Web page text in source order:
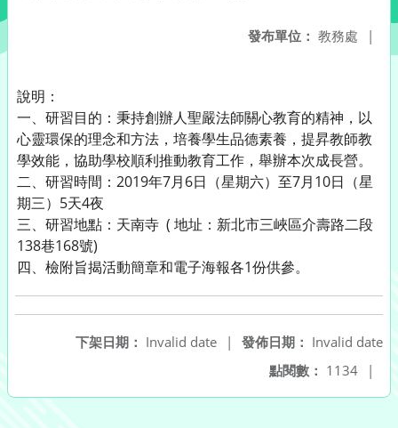
發布單位： 教務處 |
說明：
一、研習目的：秉持創辦人聖嚴法師關心教育的精神，以
心靈環保的理念和方法，培養學生品德素養，提昇教師教
學效能，協助學校順利推動教育工作，舉辦本次成長營。
二、研習時間：2019年7月6日（星期六）至7月10日（星
期三）5天4夜
三、研習地點：天南寺 ( 地址：新北市三峽區介壽路二段
138巷168號)
四、檢附旨揭活動簡章和電子海報各1份供參。
發佈日期： Invalid date
下架日期： Invalid date
|
點閱數： 1134 |